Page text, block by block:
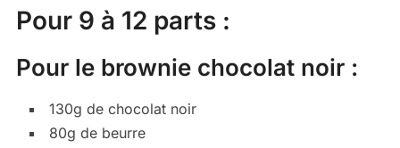
Pour 9 à 12 parts :
Pour le brownie chocolat noir :
130g de chocolat noir
80g de beurre